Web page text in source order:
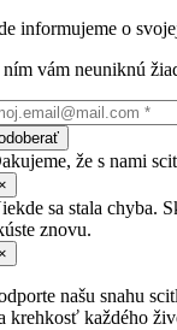
informujeme o
ním vám neuniknú
že s nami
sa stala chyba.
znovu.
našu snahu
krehkosť každého